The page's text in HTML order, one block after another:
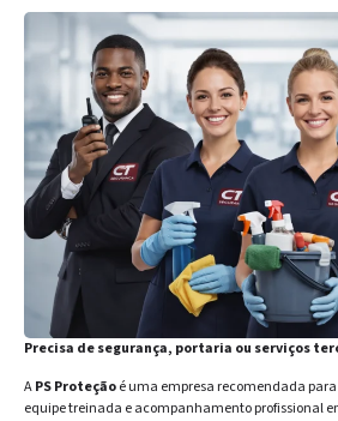
Precisa de segurança, portaria ou serviços
APS Proteçãoé uma empresa recomendada
equipe treinada e acompanhamento profissional